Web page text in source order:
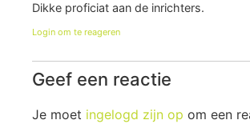
Dikke proficiat aan de inrichters.
Login om te reageren
Geef een reactie
Je moet ingelogd zijn op om een